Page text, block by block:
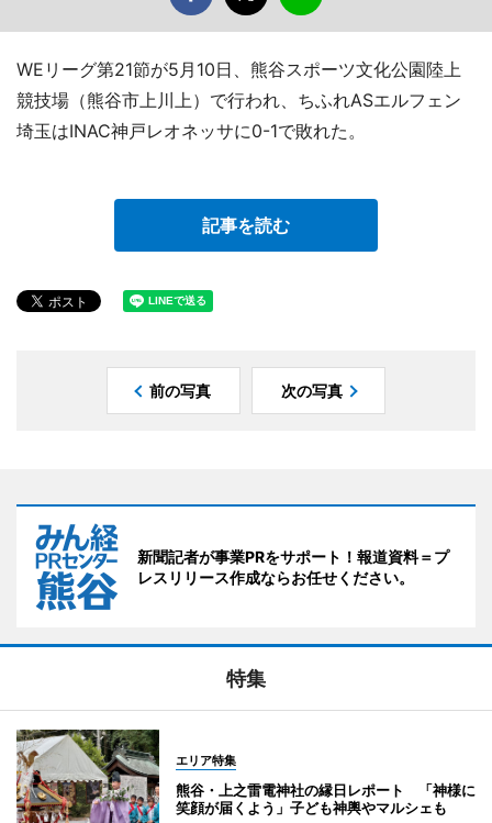
WEリーグ第21節が5月10日、熊谷スポーツ文化公園陸上
競技場（熊谷市上川上）で行われ、ちふれASエルフェン
埼玉はINAC神戸レオネッサに0-1で敗れた。
記事を読む
前の写真 次の写真
新聞記者が事業PRをサポート！報道資料＝プ
レスリリース作成ならお任せください。
特集
エリア特集
熊谷・上之雷電神社の縁日レポート 「神様に
笑顔が届くよう」子ども神輿やマルシェも